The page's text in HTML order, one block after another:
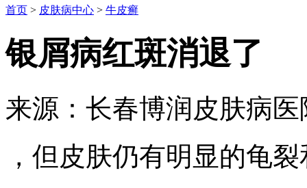
首页 > 皮肤病中心 > 牛皮癣
银屑病红斑消退了
来源：长春博润皮肤病医
，但皮肤仍有明显的龟